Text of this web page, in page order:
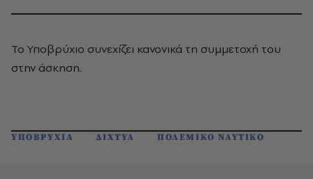
Το Υποβρύχιο συνεχίζει κανονικά τη συμμετοχή του
στην άσκηση.
ΥΠΟΒΡΥΧΙΑ ΔΙΧΤΥΑ ΠΟΛΕΜΙΚΟ ΝΑΥΤΙΚΟ